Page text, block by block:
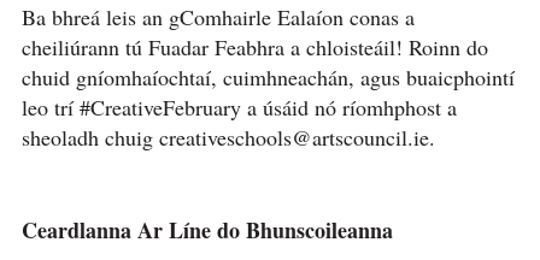
Ba bhreá leis an gComhairle Ealaíon conas a
cheiliúrann tú Fuadar Feabhra a chloisteáil! Roinn do
chuid gníomhaíochtaí, cuimhneachán, agus buaicphointí
leo trí #CreativeFebruary a úsáid nó ríomhphost a
sheoladh chuig creativeschools@artscouncil.ie.
Ceardlanna Ar Líne do Bhunscoileanna